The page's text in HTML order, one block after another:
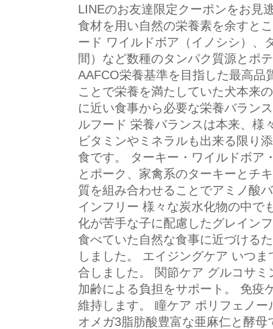
LINEのお友達限定クーポンをお見
食材を用い自然の栄養素を余すと
ード ワイルドボア（イノシシ）、
間）など数種のタンパク質源とポ
AAFCO栄養基準を目指した最高品
ことで栄養を満たしていた犬本来
に近い食事から必要な栄養バラン
ルフード 栄養バランスは本来、様
ビタミンやミネラルも出来る限り
食です。 ターキー・ワイルドボア
とポーク、家禽系のターキーとチ
質を組み合わせることでアミノ酸
インフリー 様々な炭水化物の中で
化が苦手な子に配慮したグレイン
食べていた自然な食事に近づける
しました。 エイジングケア いつ
合しました。 関節ケア グルコサ
加齢による負担をサポート。 免疫
維持します。 瞳ケア ポリフェノ
オメガ3脂肪酸豊富な亜麻仁と酵